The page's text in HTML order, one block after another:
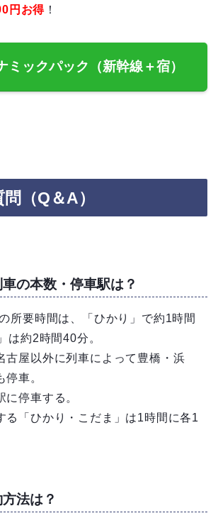
円お得 ！
ックパック（新幹線＋宿）
（Q＆A）
の本数・停車駅は？
所要時間は、「ひかり」で約1時間
は約2時間40分。
古屋以外に列車によって豊橋・浜
車。
に停車する。
る「ひかり・こだま」は1時間に各1
法は？